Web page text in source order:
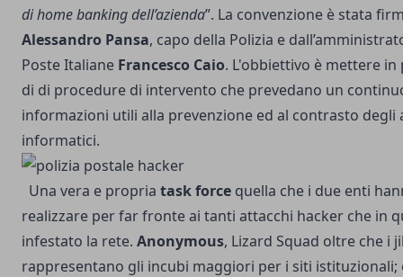
di home banking dell’azienda”. La convenzione è stata
Alessandro Pansa, capo della Polizia e
Poste Italiane Francesco Caio. L'obbiettivo è mettere in
di di procedure di intervento che prevedano un
informazioni utili alla prevenzione ed al contrasto degli
informatici.
Una vera e propria task force quella che i due enti
realizzare per far fronte ai tanti attacchi hacker che in
infestato la rete. Anonymous, Lizard Squad oltre che i
rappresentano gli incubi maggiori per i siti